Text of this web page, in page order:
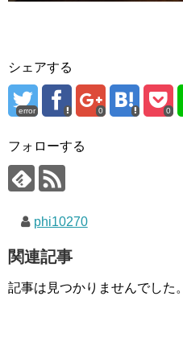
シェアする
error 0 0
フォローする
phi10270
関連記事
記事は見つかりませんでした。